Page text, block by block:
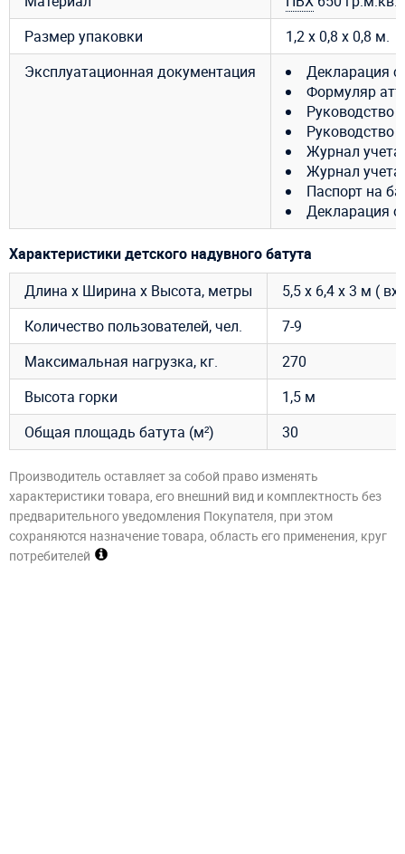
Размер упаковки
1,2 х 0,8 х 0,8 м.
Эксплуатационная документация
Декларация
Формуляр
Руководство
Руководство
Журнал учета
Журнал учета
Паспорт на
Декларация
Характеристики детского надувного батута
Длина х Ширина х Высота, метры
5,5 x 6,4 x 3 м (
Количество пользователей, чел.
7-9
Максимальная нагрузка, кг.
270
Высота горки
1,5 м
Общая площадь батута (м²)
30
Производитель оставляет за собой право изменять
характеристики товара, его внешний вид и комплектность без
предварительного уведомления Покупателя, при этом
сохраняются назначение товара, область его применения, круг
потребителей